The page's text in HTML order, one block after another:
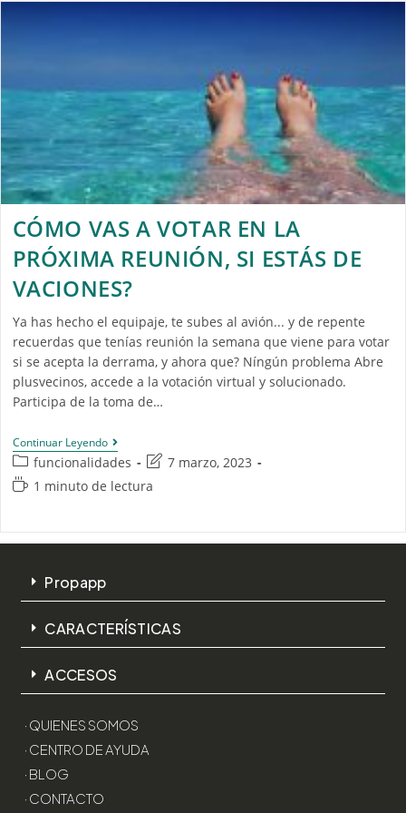
CÓMO VAS A VOTAR EN LA
PRÓXIMA REUNIÓN, SI ESTÁS DE
VACIONES?
Ya has hecho el equipaje, te subes al avión... y de repente
recuerdas que tenías reunión la semana que viene para votar
si se acepta la derrama, y ahora que? Níngún problema Abre
plusvecinos, accede a la votación virtual y solucionado.
Participa de la toma de…
Continuar Leyendo
funcionalidades
7 marzo, 2023
1 minuto de lectura
Propapp
CARACTERÍSTICAS
ACCESOS
· QUIENES SOMOS
· CENTRO DE AYUDA
· BLOG
· CONTACTO